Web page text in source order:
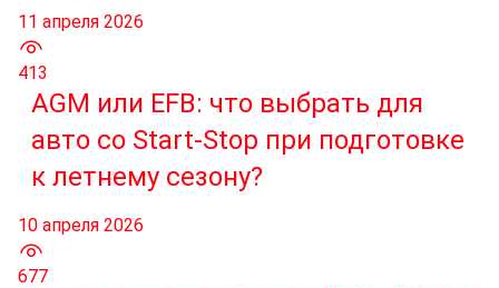
11 апреля 2026
413
AGM или EFB: что выбрать для
авто со Start-Stop при подготовке
к летнему сезону?
10 апреля 2026
677